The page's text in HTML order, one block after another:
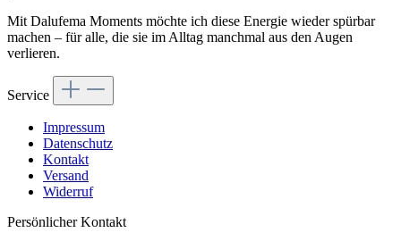
Mit Dalufema Moments möchte ich diese Energie wieder spürbar
machen – für alle, die sie im Alltag manchmal aus den Augen
verlieren.
Service
Impressum
Datenschutz
Kontakt
Versand
Widerruf
Persönlicher Kontakt